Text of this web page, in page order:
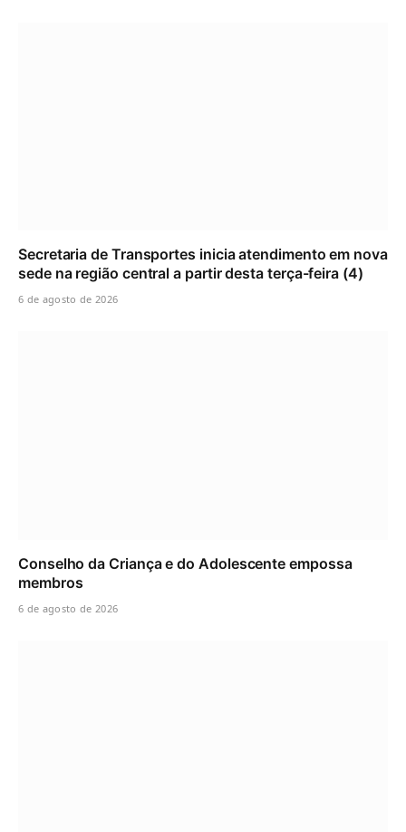
Secretaria de Transportes inicia atendimento em nova
sede na região central a partir desta terça-feira (4)
6 de agosto de 2026
Conselho da Criança e do Adolescente empossa
membros
6 de agosto de 2026